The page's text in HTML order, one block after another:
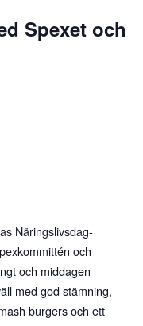
Spexet och
Näringslivsdag-
och
och middagen
med god stämning,
burgers och ett